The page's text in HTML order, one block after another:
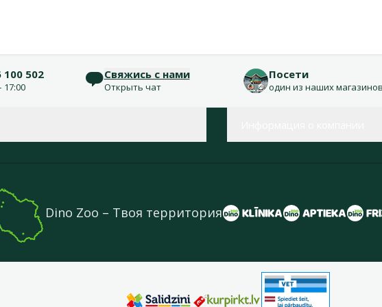
100 502
17:00
Свяжись с нами
Открыть чат
Посети
один из наших
Dino Zoo – Твоя территория